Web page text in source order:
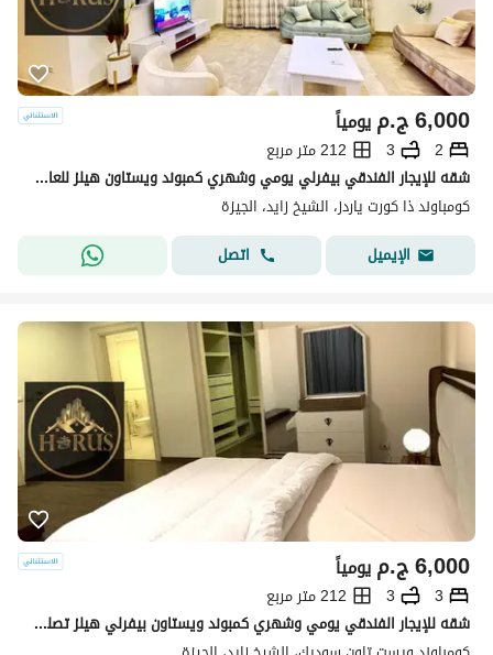
ج.م6,000 يومياً
2
3
212 متر مربع
شقه للإيجار الفندقي بيفرلي يومي وشهري كمبوند ويستاون هيلز للعائلات
كومباوند ذا كورت ياردز، الشيخ زايد، الجيزة
الإيميل
اتصل
ج.م6,000 يومياً
3
3
212 متر مربع
شقه للإيجار الفندقي يومي وشهري كمبوند ويستاون بيفرلي هيلز تصلح للعائلات